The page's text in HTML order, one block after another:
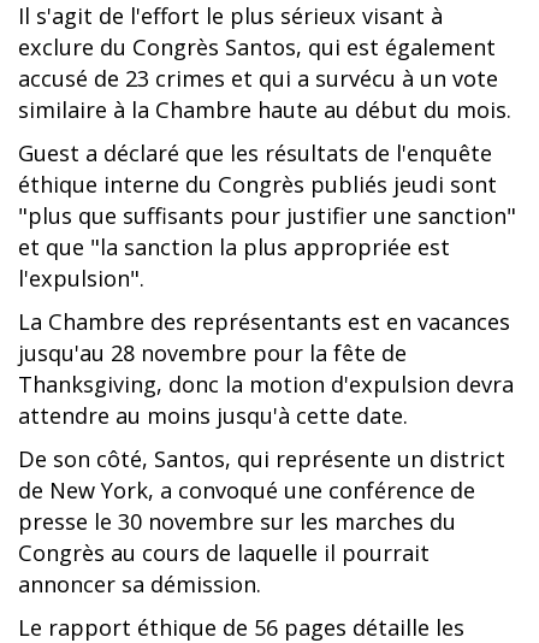
Il s'agit de l'effort le plus sérieux visant à
exclure du Congrès Santos, qui est également
accusé de 23 crimes et qui a survécu à un vote
similaire à la Chambre haute au début du mois.
Guest a déclaré que les résultats de l'enquête
éthique interne du Congrès publiés jeudi sont
"plus que suffisants pour justifier une sanction"
et que "la sanction la plus appropriée est
l'expulsion".
La Chambre des représentants est en vacances
jusqu'au 28 novembre pour la fête de
Thanksgiving, donc la motion d'expulsion devra
attendre au moins jusqu'à cette date.
De son côté, Santos, qui représente un district
de New York, a convoqué une conférence de
presse le 30 novembre sur les marches du
Congrès au cours de laquelle il pourrait
annoncer sa démission.
Le rapport éthique de 56 pages détaille les